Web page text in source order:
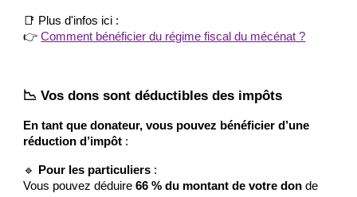
📑 Plus d'infos ici :
👉Comment bénéficier du régime fiscal du mécénat ?
📉 Vos dons sont déductibles des impôts
En tant que donateur, vous pouvez bénéficier d’une
réduction d’impôt :
🔹 Pour les particuliers :
Vous pouvez déduire66 % du montant de votre don de